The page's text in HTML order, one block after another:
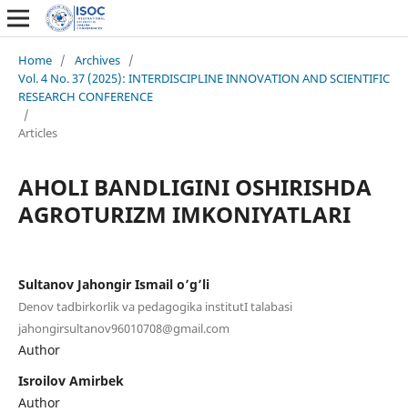
Home / Archives /
Vol. 4 No. 37 (2025): INTERDISCIPLINE INNOVATION AND SCIENTIFIC
RESEARCH CONFERENCE
/
Articles
AHOLI BANDLIGINI OSHIRISHDA
AGROTURIZM IMKONIYATLARI
Sultanov Jahongir Ismail o’g’li
Denov tadbirkorlik va pedagogika institutI talabasi
jahongirsultanov96010708@gmail.com
Author
Isroilov Amirbek
Author